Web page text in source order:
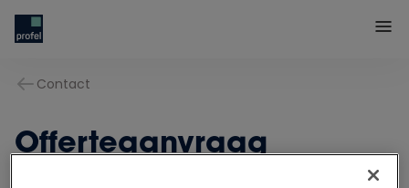
Contact
Offerteaanvraag